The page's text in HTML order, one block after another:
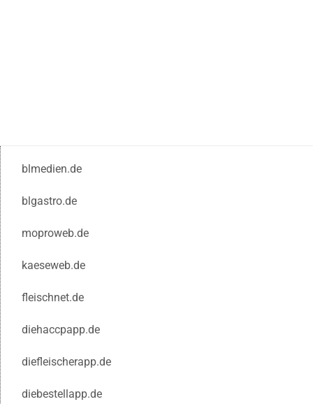
blmedien.de
blgastro.de
moproweb.de
kaeseweb.de
fleischnet.de
diehaccpapp.de
diefleischerapp.de
diebestellapp.de